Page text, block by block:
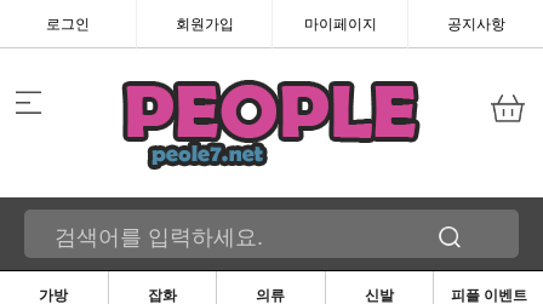
로그인 회원가입 마이페이지 공지사항
가방 잡화 의류 신발 피플 이벤트